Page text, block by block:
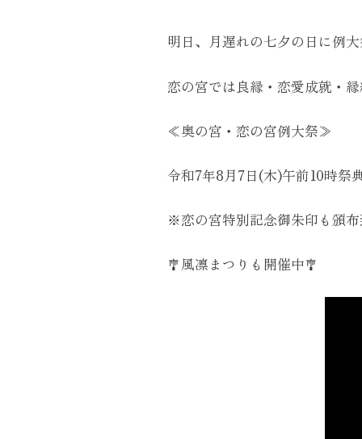
明日、月遅れの七夕の日に例大
恋の宮では良縁・恋愛成就・
≪奥の宮・恋の宮例大祭≫
令和7年8月7日(木)午前10時祭
※恋の宮特別記念御朱印も頒
🎐風凛まつりも開催中🎐